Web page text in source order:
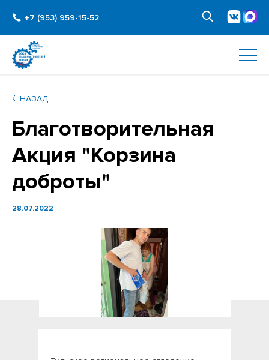
+7 (953) 959-15-52
НАЗАД
Благотворительная
Акция "Корзина
доброты"
28.07.2022